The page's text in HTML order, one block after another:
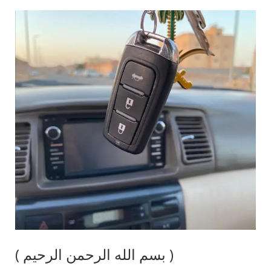
( بسم الله الرحمن الرحيم )